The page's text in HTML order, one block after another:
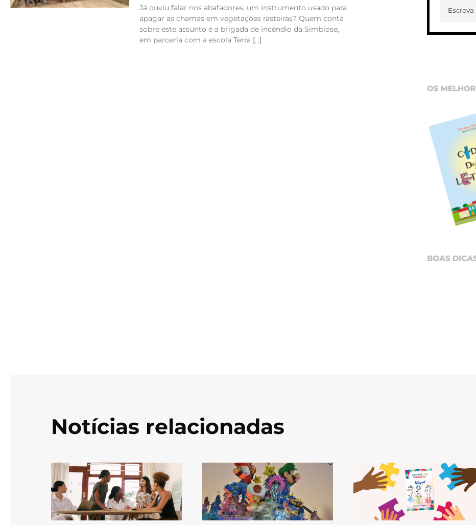
Já ouviu falar nos abafadores, um instrumento usado para
apagar as chamas em vegetações rasteiras? Quem conta
sobre este assunto é a brigada de incêndio da Simbiose,
em parceria com a escola Terra […]
Notícias relacionadas